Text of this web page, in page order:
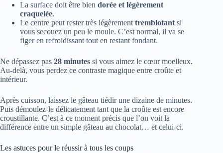
La surface doit être bien dorée et légèrement
craquelée.
Le centre peut rester très légèrement tremblotant si
vous secouez un peu le moule. C’est normal, il va se
figer en refroidissant tout en restant fondant.
Ne dépassez pas 28 minutes si vous aimez le cœur moelleux.
Au-delà, vous perdez ce contraste magique entre croûte et
intérieur.
Après cuisson, laissez le gâteau tiédir une dizaine de minutes.
Puis démoulez-le délicatement tant que la croûte est encore
croustillante. C’est à ce moment précis que l’on voit la
différence entre un simple gâteau au chocolat… et celui-ci.
Les astuces pour le réussir à tous les coups